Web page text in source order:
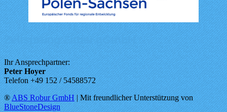
Zeitsprung Zittau gGmbH
Ihr Ansprechpartner:
Peter Hoyer
Telefon +49 152 / 54588572
®ABS Robur GmbH| Mit freundlicher Unterstützung von
BlueStoneDesign